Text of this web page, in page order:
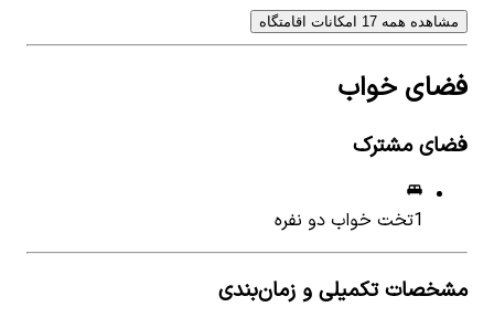
مشاهده همه 17 امکانات اقامتگاه
فضای خواب
فضای مشترک
1تخت خواب دو نفره
مشخصات تکمیلی و زمان‌بندی